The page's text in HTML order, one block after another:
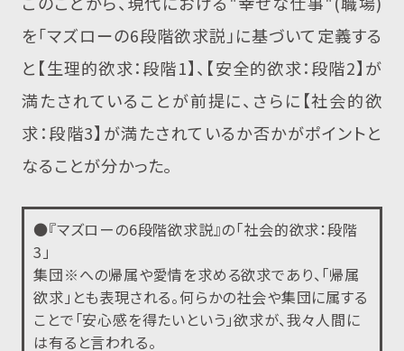
を「マズローの6段階欲求説」に基づいて定義する
と【生理的欲求：段階1】、【安全的欲求：段階2】が
満たされていることが前提に、さらに【社会的欲
求：段階3】が満たされているか否かがポイントと
なることが分かった。
●『マズローの6段階欲求説』の「社会的欲求：段階
3」
集団※への帰属や愛情を求める欲求であり、「帰属
欲求」とも表現される。何らかの社会や集団に属する
ことで「安心感を得たいという」欲求が、我々人間に
は有ると言われる。